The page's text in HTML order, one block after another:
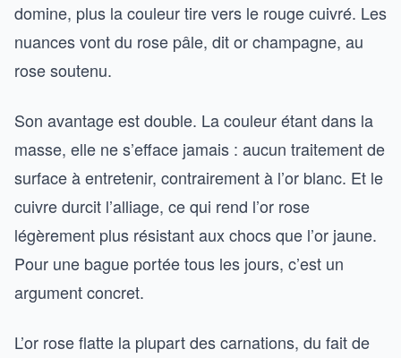
domine, plus la couleur tire vers le rouge cuivré. Les
nuances vont du rose pâle, dit or champagne, au
rose soutenu.
Son avantage est double. La couleur étant dans la
masse, elle ne s’efface jamais : aucun traitement de
surface à entretenir, contrairement à l’or blanc. Et le
cuivre durcit l’alliage, ce qui rend l’or rose
légèrement plus résistant aux chocs que l’or jaune.
Pour une bague portée tous les jours, c’est un
argument concret.
L’or rose flatte la plupart des carnations, du fait de